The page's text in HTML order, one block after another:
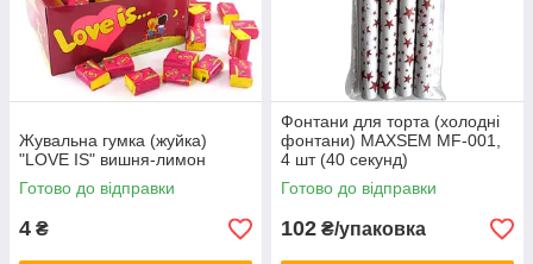
Жувальна гумка (жуйка)
"LOVE IS" вишня-лимон
Готово до відправки
4 ₴
Фонтани для торта (холодні
фонтани) MAXSEM MF-001,
4 шт (40 секунд)
Готово до відправки
102 ₴/упаковка